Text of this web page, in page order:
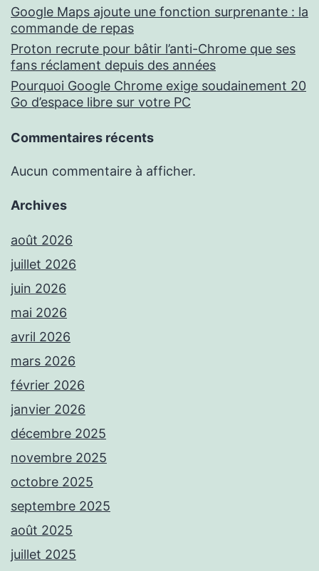
Google Maps ajoute une fonction surprenante : la
commande de repas
Proton recrute pour bâtir l’anti-Chrome que ses
fans réclament depuis des années
Pourquoi Google Chrome exige soudainement 20
Go d’espace libre sur votre PC
Commentaires récents
Aucun commentaire à afficher.
Archives
août 2026
juillet 2026
juin 2026
mai 2026
avril 2026
mars 2026
février 2026
janvier 2026
décembre 2025
novembre 2025
octobre 2025
septembre 2025
août 2025
juillet 2025